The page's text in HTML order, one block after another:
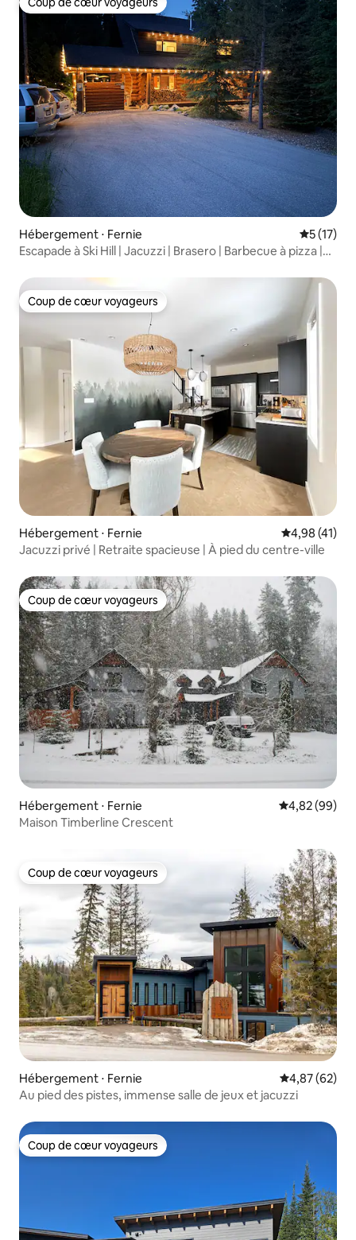
Coup de cœur voyageurs
Hébergement ⋅ Fernie
5 (17)
Escapade à Ski Hill | Jacuzzi | Brasero | Barbecue à pizza |
Coup de cœur voyageurs
Coup de cœur voyageurs
Hébergement ⋅ Fernie Évaluation
4,98 (41)
Jacuzzi privé | Retraite spacieuse | À pied du centre-ville
Coup de cœur voyageurs
Coup de cœur voyageurs
Hébergement ⋅ Fernie Évaluation
4,82 (99)
Maison Timberline Crescent
Coup de cœur voyageurs
Coup de cœur voyageurs
Hébergement ⋅ Fernie Évaluation
4,87 (62)
Au pied des pistes, immense salle de jeux et jacuzzi
Coup de cœur voyageurs
Coup de cœur voyageurs